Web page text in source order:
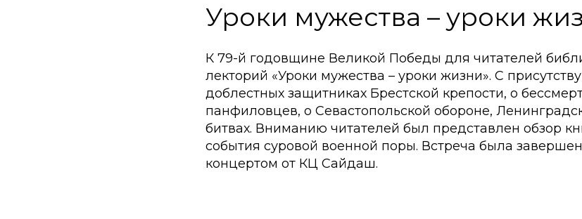
Уроки мужества – уроки
К 79-й годовщине Великой Победы для читателей
лекторий «Уроки мужества – уроки жизни». С
доблестных защитниках Брестской крепости, о
панфиловцев, о Севастопольской обороне,
битвах. Вниманию читателей был представлен обзор
события суровой военной поры. Встреча была
концертом от КЦ Сайдаш.